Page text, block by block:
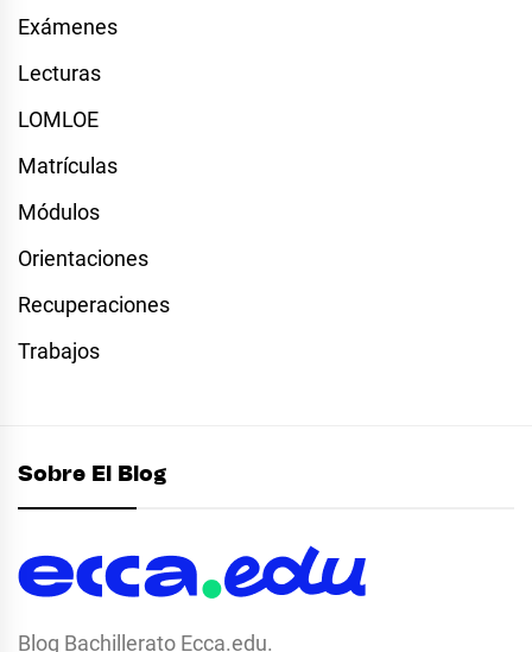
Exámenes
Lecturas
LOMLOE
Matrículas
Módulos
Orientaciones
Recuperaciones
Trabajos
Sobre El Blog
Blog Bachillerato Ecca.edu.